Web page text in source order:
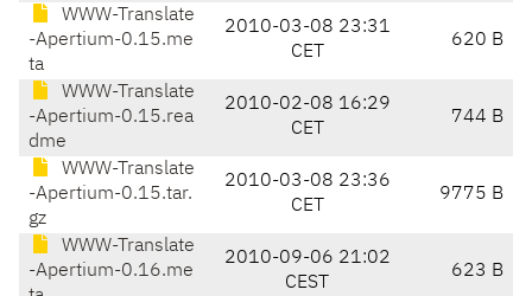
WWW-Translate
-Apertium-0.15.me
ta
2010-03-08 23:31
CET
620 B
WWW-Translate
-Apertium-0.15.rea
dme
2010-02-08 16:29
CET
744 B
WWW-Translate
-Apertium-0.15.tar.
gz
2010-03-08 23:36
CET
9775 B
WWW-Translate
-Apertium-0.16.me
2010-09-06 21:02
CEST
623 B